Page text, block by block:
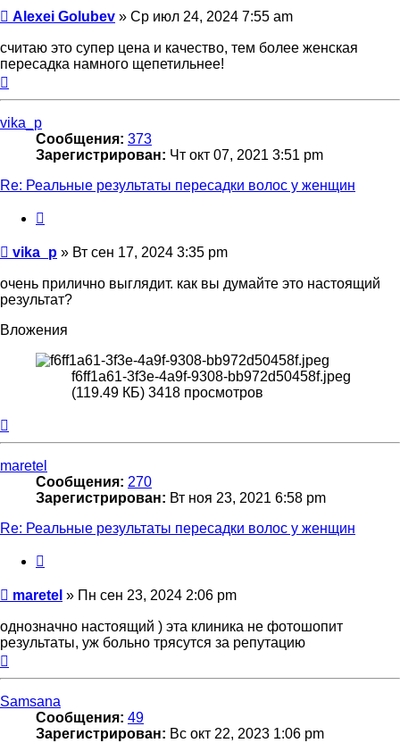
Сообщение
Alexei Golubev » Ср июл 24, 2024 7:55 am
считаю это супер цена и качество, тем более женская
пересадка намного щепетильнее!
vika_p
Сообщения: 373
Зарегистрирован: Чт окт 07, 2021 3:51 pm
Re: Реальные результаты пересадки волос у женщин
Сообщение
vika_p » Вт сен 17, 2024 3:35 pm
очень прилично выглядит. как вы думайте это настоящий
результат?
Вложения
f6ff1a61-3f3e-4a9f-9308-bb972d50458f.jpeg
(119.49 КБ) 3418 просмотров
maretel
Сообщения: 270
Зарегистрирован: Вт ноя 23, 2021 6:58 pm
Re: Реальные результаты пересадки волос у женщин
Сообщение
maretel » Пн сен 23, 2024 2:06 pm
однозначно настоящий ) эта клиника не фотошопит
результаты, уж больно трясутся за репутацию
Samsana
Сообщения: 49
Зарегистрирован: Вс окт 22, 2023 1:06 pm